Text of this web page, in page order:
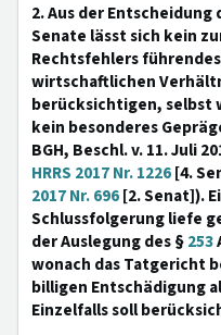
2. Aus der
Senate lässt sich kein
Rechtsfehlers
wirtschaftlichen
berücksichtigen, selbst
kein besonderes
BGH, Beschl. v. 11. Juli
HRRS 2017 Nr. 1226[4.
2017 Nr. 696[2. Senat]).
Schlussfolgerung liefe
der Auslegung des §253
wonach das Tatgericht
billigen Entschädigung
Einzelfalls soll